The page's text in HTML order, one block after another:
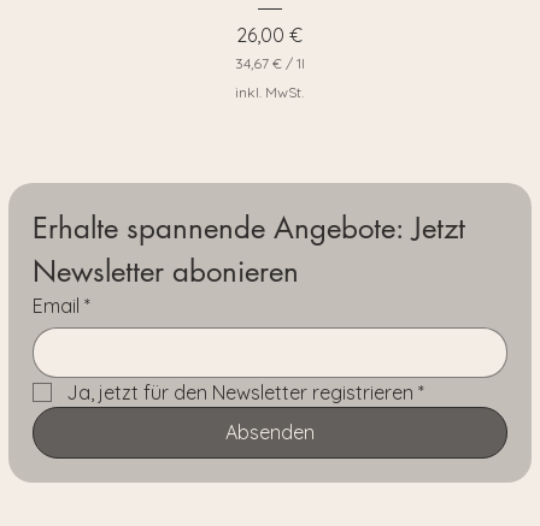
Preis
26,00 €
34,67 € / 1l
4
r
1
t
inkl. MwSt.
Erhalte spannende Angebote: Jetzt
Newsletter abonieren
Email *
Ja, jetzt für den Newsletter registrieren *
Absenden